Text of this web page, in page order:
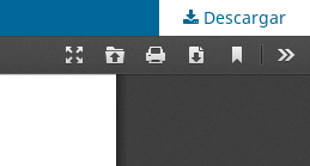
Descargar